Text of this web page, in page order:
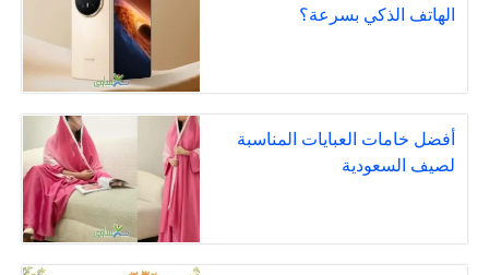
الهاتف الذكي بسرعة؟
أفضل خامات العبايات المناسبة
لصيف السعودية